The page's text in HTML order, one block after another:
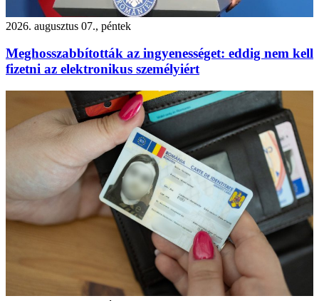
2026. augusztus 07., péntek
Meghosszabbították az ingyenességet: eddig nem kell
fizetni az elektronikus személyiért